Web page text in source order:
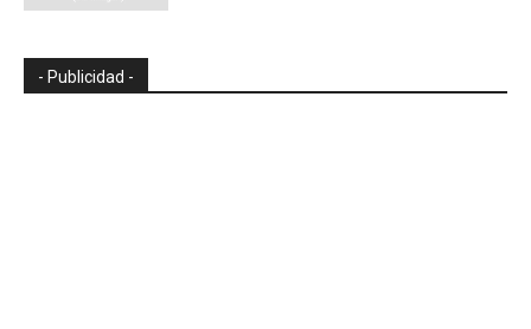
- Publicidad -